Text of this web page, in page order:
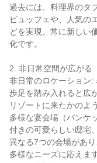
過去には、料理界のタ
ビュッフェや、人気の
どを実現。常に新しい
化です。
2. 非日常空間が広がる
非日常のロケーション:
歩足を踏み入れると広
リゾートに来たかのよ
多様な宴会場（バンケ
付きの可愛らしい邸宅
異なる7つの会場があ
多様なニーズに応えます